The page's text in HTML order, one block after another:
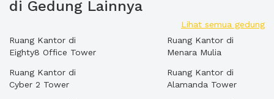
di Gedung Lainnya
Lihat semua gedung
Ruang Kantor di
Eighty8 Office Tower
Ruang Kantor di
Cyber 2 Tower
Ruang Kantor di
Menara Mulia
Ruang Kantor di
Alamanda Tower